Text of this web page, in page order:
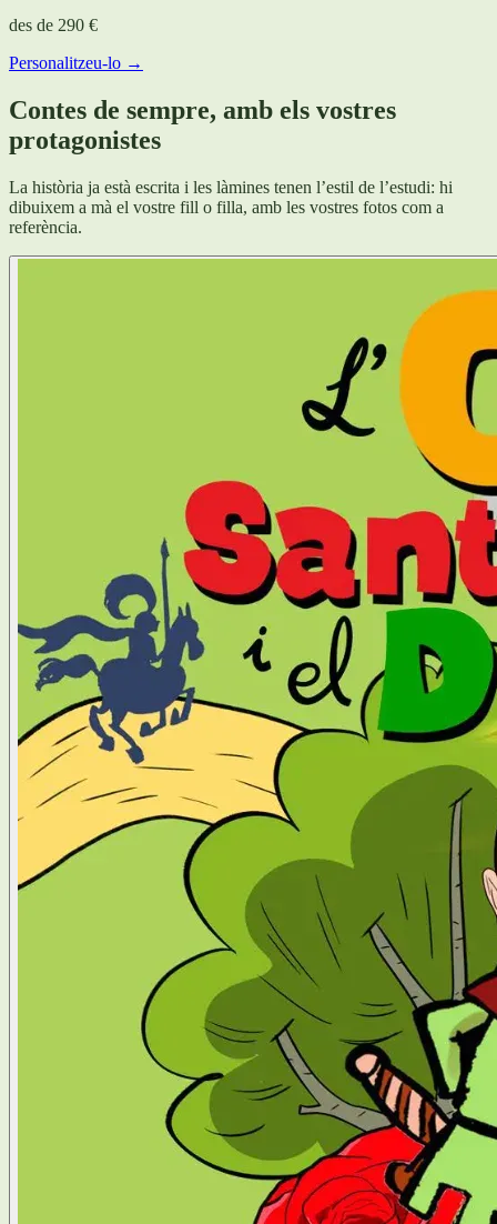
des de 290 €
Personalitzeu-lo →
Contes de sempre, amb els vostres
protagonistes
La història ja està escrita i les làmines tenen l’estil de l’estudi: hi
dibuixem a mà el vostre fill o filla, amb les vostres fotos com a
referència.